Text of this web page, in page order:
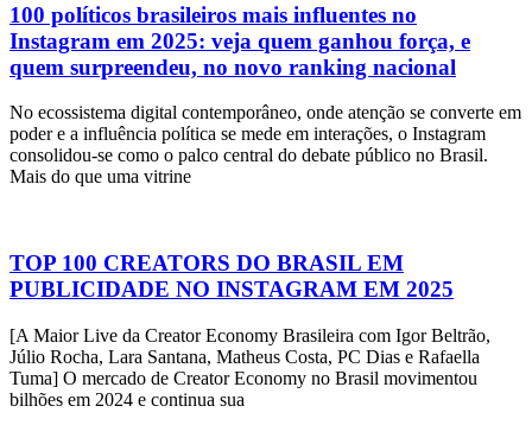
100 políticos brasileiros mais influentes no
Instagram em 2025: veja quem ganhou força, e
quem surpreendeu, no novo ranking nacional
No ecossistema digital contemporâneo, onde atenção se converte em
poder e a influência política se mede em interações, o Instagram
consolidou-se como o palco central do debate público no Brasil.
Mais do que uma vitrine
TOP 100 CREATORS DO BRASIL EM
PUBLICIDADE NO INSTAGRAM EM 2025
[A Maior Live da Creator Economy Brasileira com Igor Beltrão,
Júlio Rocha, Lara Santana, Matheus Costa, PC Dias e Rafaella
Tuma] O mercado de Creator Economy no Brasil movimentou
bilhões em 2024 e continua sua